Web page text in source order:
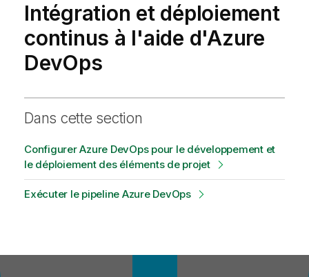
Intégration et déploiement
continus à l'aide d'Azure
DevOps
Dans cette section
Configurer Azure DevOps pour le développement et
le déploiement des éléments de projet
Exécuter le pipeline Azure DevOps